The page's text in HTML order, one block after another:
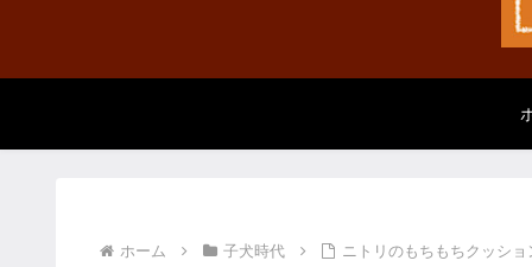
ホーム 子犬時代 ニトリのもちもちクッショ